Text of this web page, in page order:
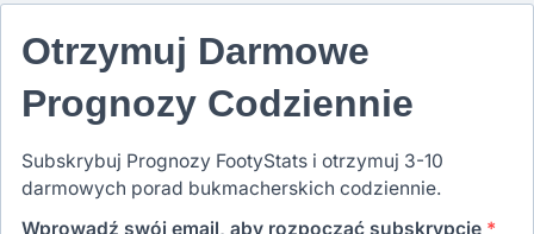
Otrzymuj Darmowe
Prognozy Codziennie
Subskrybuj Prognozy FootyStats i otrzymuj 3-10
darmowych porad bukmacherskich codziennie.
Wprowadź swój email, aby rozpocząć subskrypcję *